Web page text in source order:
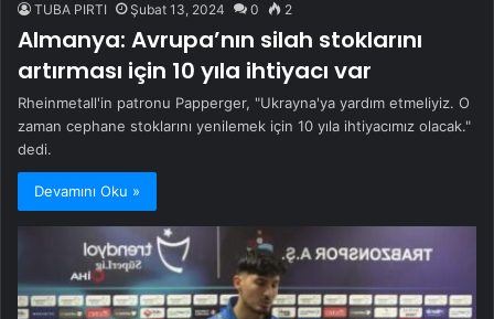
TUBA PIRTI Şubat 13, 2024 0 2
Almanya: Avrupa’nın silah stoklarını
artırması için 10 yıla ihtiyacı var
Rheinmetall'in patronu Papperger, "Ukrayna'ya yardım etmeliyiz. O
zaman cephane stoklarını yenilemek için 10 yıla ihtiyacımız olacak."
dedi.
Devamını Oku »